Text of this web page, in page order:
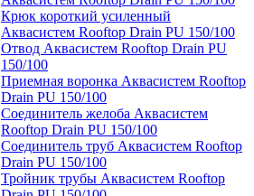
Крюк короткий усиленный
Аквасистем Rooftop Drain PU 150/100
Отвод Аквасистем Rooftop Drain PU
150/100
Приемная воронка Аквасистем Rooftop
Drain PU 150/100
Соединитель желоба Аквасистем
Rooftop Drain PU 150/100
Соединитель труб Аквасистем Rooftop
Drain PU 150/100
Тройник трубы Аквасистем Rooftop